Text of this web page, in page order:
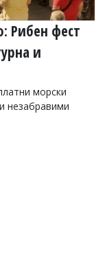
Рибен фест
и
морски
незабравими